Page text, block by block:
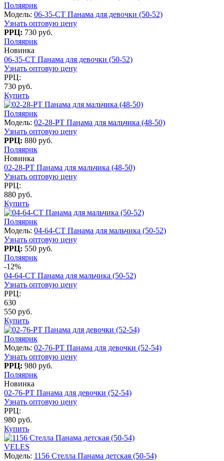
Поляярик
Модель: 06-35-CT Панама для девочки (50-52)
Узнать оптовую цену
РРЦ: 730 руб.
Поляярик
Новинка
06-35-CT Панама для девочки (50-52)
Узнать оптовую цену
РРЦ:
730 руб.
Купить
Поляярик
Модель: 02-28-PT Панама для мальчика (48-50)
Узнать оптовую цену
РРЦ: 880 руб.
Поляярик
Новинка
02-28-PT Панама для мальчика (48-50)
Узнать оптовую цену
РРЦ:
880 руб.
Купить
Поляярик
Модель: 04-64-СT Панама для мальчика (50-52)
Узнать оптовую цену
РРЦ: 550 руб.
Поляярик
-12%
04-64-СT Панама для мальчика (50-52)
Узнать оптовую цену
РРЦ:
630
550 руб.
Купить
Поляярик
Модель: 02-76-PT Панама для девочки (52-54)
Узнать оптовую цену
РРЦ: 980 руб.
Поляярик
Новинка
02-76-PT Панама для девочки (52-54)
Узнать оптовую цену
РРЦ:
980 руб.
Купить
VELES
Модель: 1156 Стелла Панама детская (50-54)